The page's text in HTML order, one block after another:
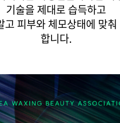
기술을 제대로 습득하고
피부와 체모상태에 맞춰
합니다.